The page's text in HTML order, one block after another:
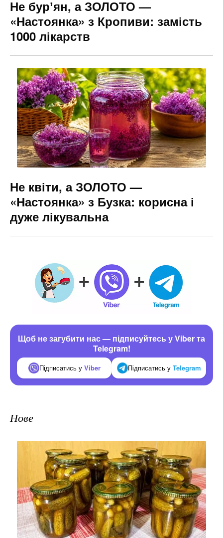
Не бурʼян, а ЗОЛОТО —
«Настоянка» з Кропиви: замість
1000 лікарств
Не квіти, а ЗОЛОТО —
«Настоянка» з Бузка: корисна і
дуже лікувальна
Щоб не загубити нас — підписуйтесь у Viber та
Telegram!
Підписатись у Viber Підписатись у Telegram
Нове